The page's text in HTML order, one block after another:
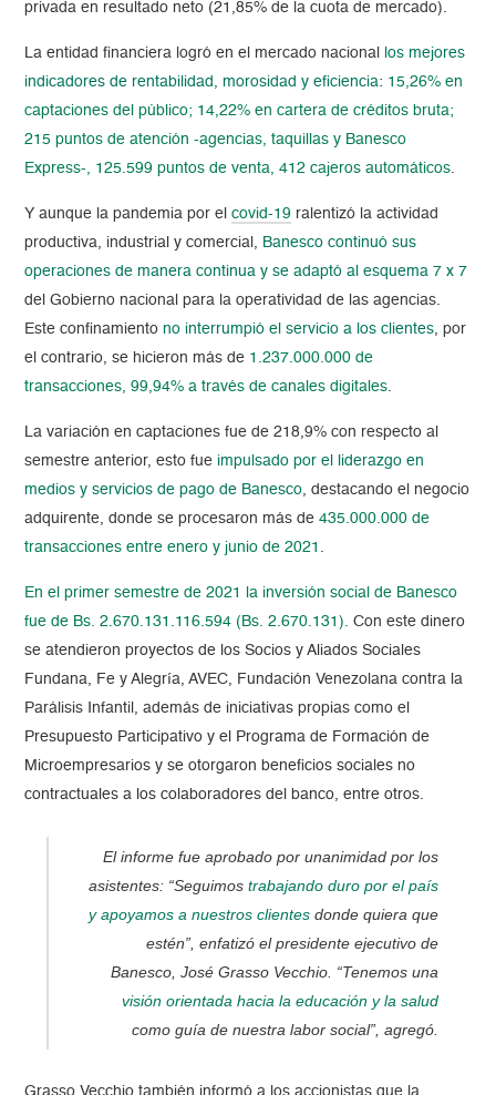
privada en resultado neto (21,85% de la cuota de mercado).
La entidad financiera logró en el mercado nacional
los mejores
indicadores de rentabilidad, morosidad y eficiencia: 15,26% en
captaciones del público; 14,22% en cartera de créditos bruta;
215 puntos de atención -agencias, taquillas y Banesco
Express-, 125.599 puntos de venta, 412 cajeros automáticos.
Y aunque la pandemia por elcovid-19 ralentizó la actividad
productiva, industrial y comercial, Banesco continuó sus
operaciones de manera continua y se adaptó al esquema 7 x 7
del Gobierno nacional para la operatividad de las agencias.
Este confinamiento no interrumpió el servicio a los clientes, por
el contrario, se hicieron más de 1.237.000.000 de
transacciones, 99,94% a través de canales digitales.
La variación en captaciones fue de 218,9% con respecto al
semestre anterior, esto fueimpulsado por el liderazgo en
medios y servicios de pago de Banesco, destacando el negocio
adquirente, donde se procesaron más de435.000.000 de
transacciones entre enero y junio de 2021 .
En el primer semestre de 2021 la inversión social de Banesco
fue de Bs. 2.670.131.116.594 (Bs. 2.670.131). Con este dinero
se atendieron proyectos de los Socios y Aliados Sociales
Fundana, Fe y Alegría, AVEC, Fundación Venezolana contra la
Parálisis Infantil, además de iniciativas propias como e
Presupuesto Participativo y el Programa de Formación de
Microempresarios y se otorgaron beneficios sociales no
contractuales a los colaboradores del banco, entre otros.
El informe fue aprobado por unanimidad por los
asistentes: “Seguimostrabajando duro por el país
y apoyamos a nuestros clientesdonde quiera que
estén”, enfatizó el presidente ejecutivo de
Banesco, José Grasso Vecchio. “Tenemos una
visión orientada hacia la educación y la salud
como guía de nuestra labor social”, agregó.
Grasso Vecchio también informó a los accionistas que la